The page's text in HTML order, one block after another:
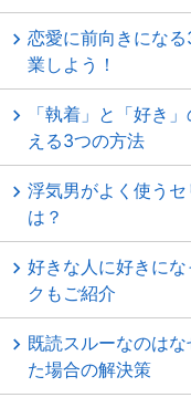
恋愛に前向きにな
業しよう！
「執着」と「好き
える3つの方法
浮気男がよく使う
は？
好きな人に好きに
クもご紹介
既読スルーなのは
た場合の解決策